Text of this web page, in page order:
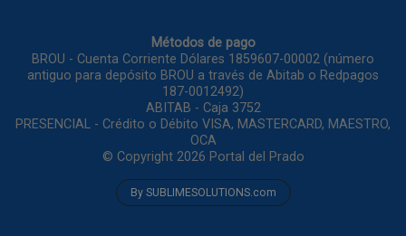
Métodos de pago
BROU - Cuenta Corriente Dólares 1859607-00002 (número
antiguo para depósito BROU a través de Abitab o Redpagos
187-0012492)
ABITAB - Caja 3752
PRESENCIAL - Crédito o Débito VISA, MASTERCARD, MAESTRO,
OCA
© Copyright 2026 Portal del Prado
By SUBLIMESOLUTIONS.com